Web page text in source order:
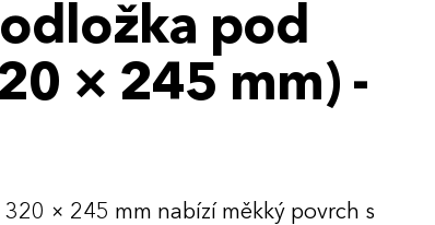
pod
× 245 mm) -
× 245 mm nabízí měkký povrch s